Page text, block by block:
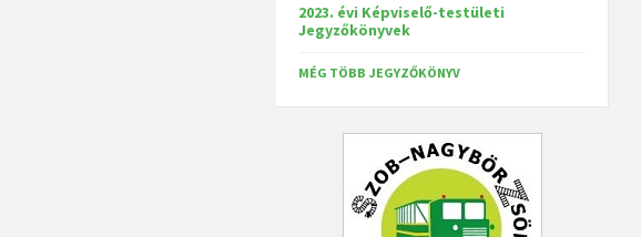
2023. évi Képviselő-testületi
Jegyzőkönyvek
MÉG TÖBB JEGYZŐKÖNYV